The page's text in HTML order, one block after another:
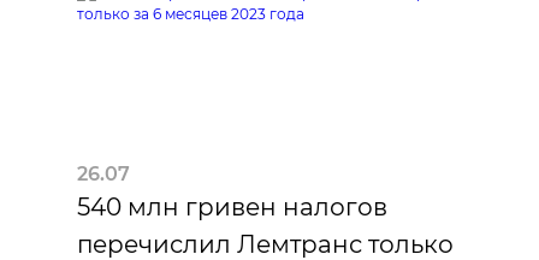
26.07
540 млн гривен налогов
перечислил Лемтранс только